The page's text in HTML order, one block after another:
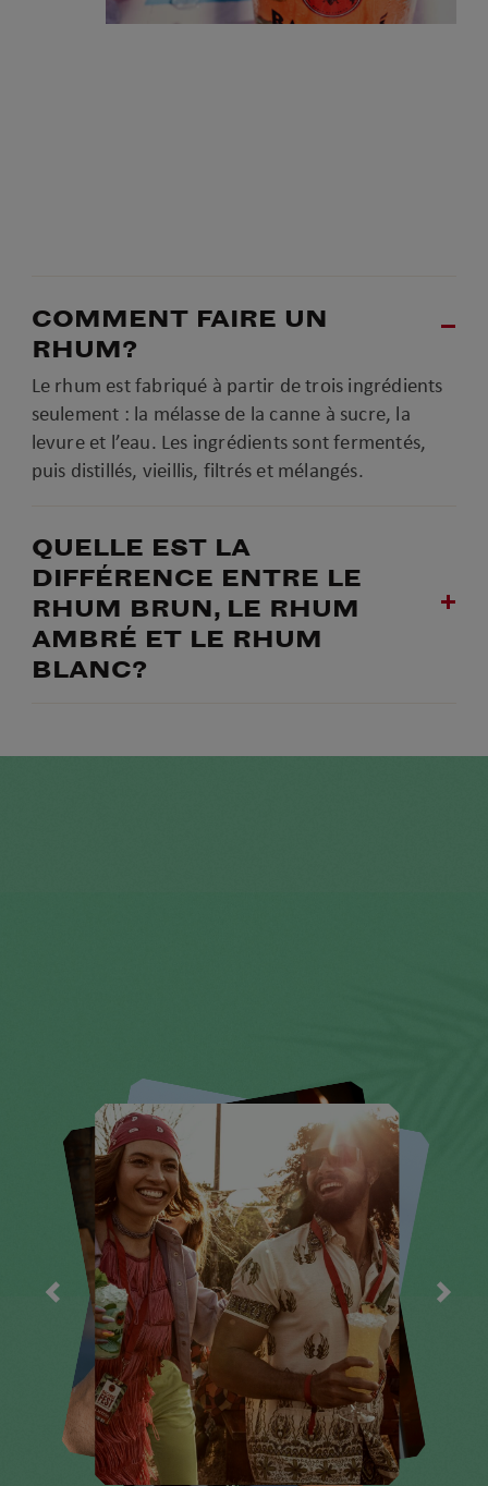
COMMENT FAIRE UN
RHUM?
Le rhum est fabriqué à partir de trois ingrédients
seulement : la mélasse de la canne à sucre, la
levure et l’eau. Les ingrédients sont fermentés,
puis distillés, vieillis, filtrés et mélangés.
QUELLE EST LA
DIFFÉRENCE ENTRE LE
RHUM BRUN, LE RHUM
AMBRÉ ET LE RHUM
BLANC?